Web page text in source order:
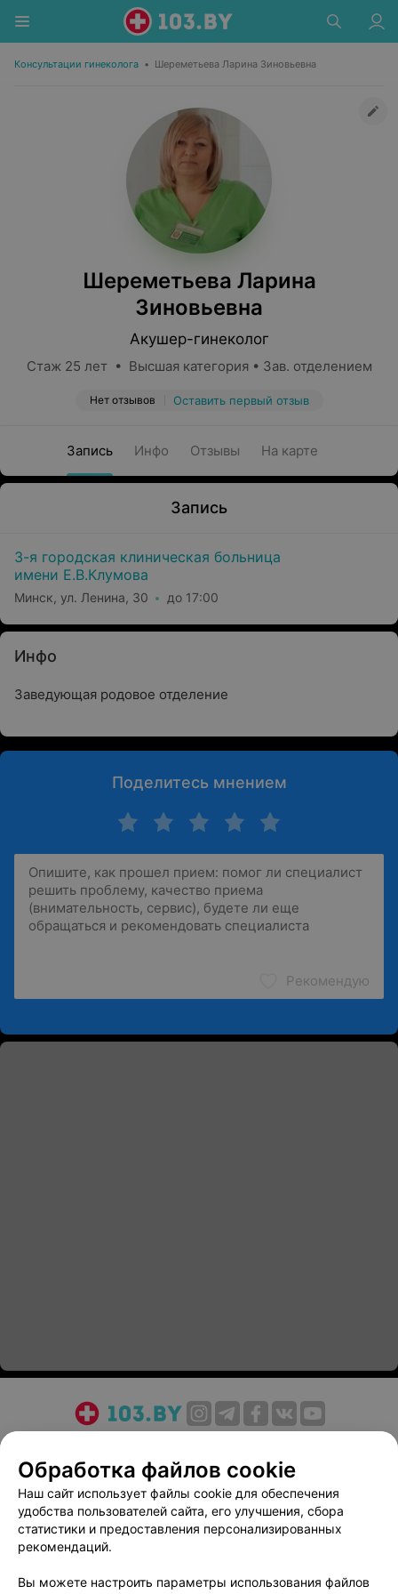
Консультации гинеколога • Шереметьева Ларина Зиновьевна
Шереметьева Ларина
Зиновьевна
Акушер-гинеколог
Стаж 25 лет • Высшая категория • Зав. отделением
Нет отзывов Оставить первый отзыв
Запись Инфо Отзывы На карте
Запись
3-я городская клиническая больница
имени Е.В.Клумова
Минск, ул. Ленина, 30 до 17:00
Инфо
Заведующая родовое отделение
Поделитесь мнением
Рекомендую
Медицинский маркетинг
Публичный договор
Пользовательское соглашение
Способы оплаты
Вакансии
Партнеры
Написать руководителю 103.by
Персональные настройки cookie
Обработка файлов cookie
Наш сайт использует файлы cookie для обеспечения
удобства пользователей сайта, его улучшения, сбора
статистики и предоставления персонализированных
рекомендаций.
Вы можете настроить параметры использования файлов